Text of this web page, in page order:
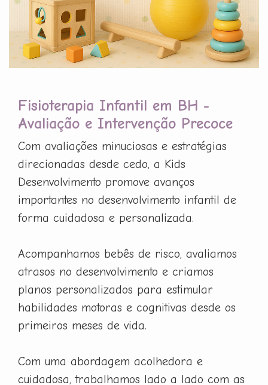
Fisioterapia Infantil em BH -
Avaliação e Intervenção Precoce
Com avaliações minuciosas e estratégias
direcionadas desde cedo, a Kids
Desenvolvimento promove avanços
importantes no desenvolvimento infantil de
forma cuidadosa e personalizada.
Acompanhamos bebês de risco, avaliamos
atrasos no desenvolvimento e criamos
planos personalizados para estimular
habilidades motoras e cognitivas desde os
primeiros meses de vida.
Com uma abordagem acolhedora e
cuidadosa, trabalhamos lado a lado com as